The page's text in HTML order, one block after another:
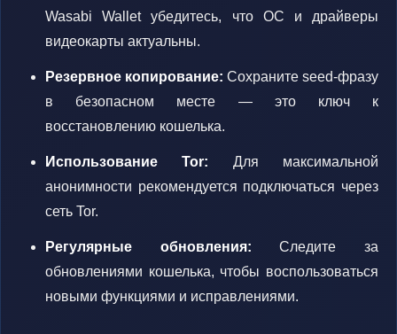
Wasabi Wallet убедитесь, что ОС и драйверы
видеокарты актуальны.
Резервное копирование: Сохраните seed-фразу
в безопасном месте — это ключ к
восстановлению кошелька.
Использование Tor: Для максимальной
анонимности рекомендуется подключаться через
сеть Tor.
Регулярные обновления: Следите за
обновлениями кошелька, чтобы воспользоваться
новыми функциями и исправлениями.